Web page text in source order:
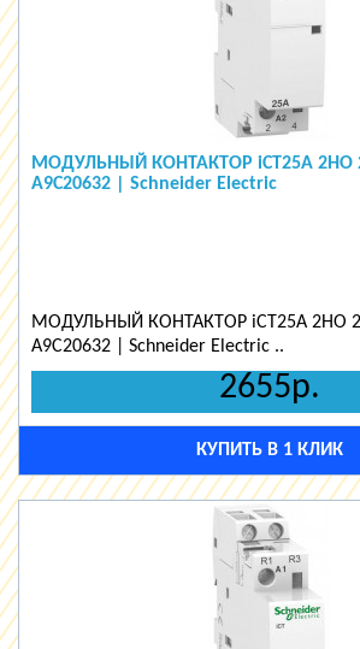
МОДУЛЬНЫЙ КОНТАКТОР iCT25A 2НО
A9C20632 | Schneider Electric
МОДУЛЬНЫЙ КОНТАКТОР iCT25A 2НО
A9C20632 | Schneider Electric ..
2655р.
КУПИТЬ В 1 КЛИК